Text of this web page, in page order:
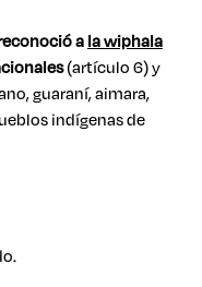
ala wiphala
(artículo 6) y
guaraní,​ aimara,
indígenas de